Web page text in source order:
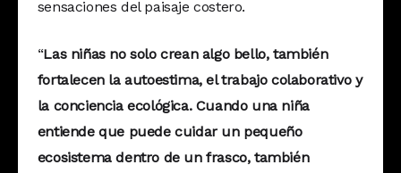
sensaciones del paisaje costero.
“Las niñas no solo crean algo bello, también
fortalecen la autoestima, el trabajo colaborativo y
la conciencia ecológica. Cuando una niña
entiende que puede cuidar un pequeño
ecosistema dentro de un frasco, también